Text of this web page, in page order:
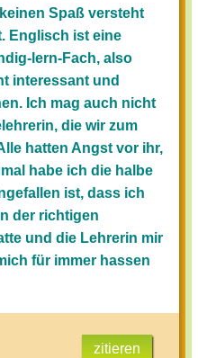
Spaß versteht
Englisch ist eine
lern-Fach, also
interessant und
Ich mag auch nicht
die wir zum
hatten Angst vor ihr,
habe ich die halbe
ist, dass ich
der richtigen
und die Lehrerin mir
für immer hassen
zitieren